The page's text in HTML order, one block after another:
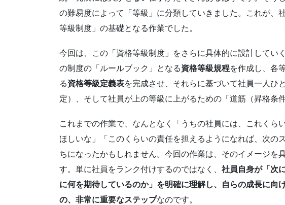
の難易度によって「等級」に分類していきました。これが、
等級制度」の基礎となる作業でした。
今回は、この「資格等級制度」をさらに具体的に設計してい
の制度の「ルールブック」となる資格等級規程を作成し、各
る資格等級定義表を完成させ、それらに基づいて社員一人ひ
定）、そして社員が上の等級に上がるための「道筋（昇格条
これまでの作業で、なんとなく「うちの社員には、これくら
ほしいな」「このくらいの責任を担えるようになれば、次の
ちになったかもしれません。今回の作業は、そのイメージを
す。単に社員をランク付けするのではなく、 社員自身が「次
に何を期待しているのか」を明確に理解し、自らの成長に向
の、非常に重要なステップなのです。